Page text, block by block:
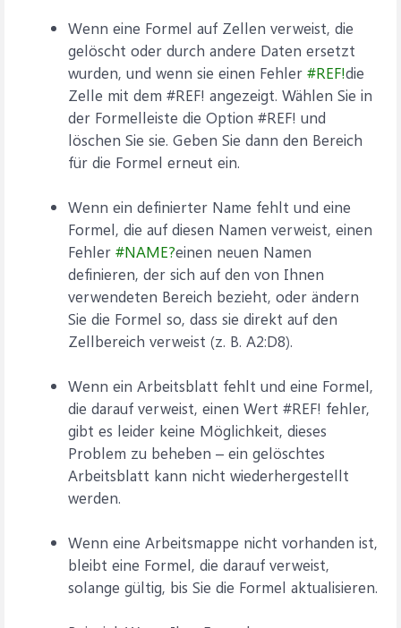
Wenn eine Formel auf Zellen verweist, die
gelöscht oder durch andere Daten ersetzt
wurden, und wenn sie einen Fehler #REF!die
Zelle mit dem #REF! angezeigt. Wählen Sie in
der Formelleiste die Option #REF! und
löschen Sie sie. Geben Sie dann den Bereich
für die Formel erneut ein.
Wenn ein definierter Name fehlt und eine
Formel, die auf diesen Namen verweist, einen
Fehler #NAME?einen neuen Namen
definieren, der sich auf den von Ihnen
verwendeten Bereich bezieht, oder ändern
Sie die Formel so, dass sie direkt auf den
Zellbereich verweist (z. B. A2:D8).
Wenn ein Arbeitsblatt fehlt und eine Formel,
die darauf verweist, einen Wert #REF! fehler,
gibt es leider keine Möglichkeit, dieses
Problem zu beheben – ein gelöschtes
Arbeitsblatt kann nicht wiederhergestellt
werden.
Wenn eine Arbeitsmappe nicht vorhanden ist,
bleibt eine Formel, die darauf verweist,
solange gültig, bis Sie die Formel aktualisieren.